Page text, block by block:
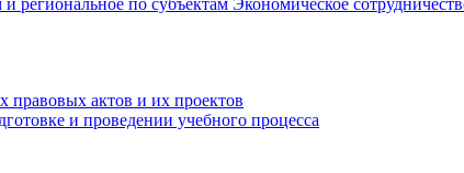
правовых актов и их проектов
и проведении учебного процесса